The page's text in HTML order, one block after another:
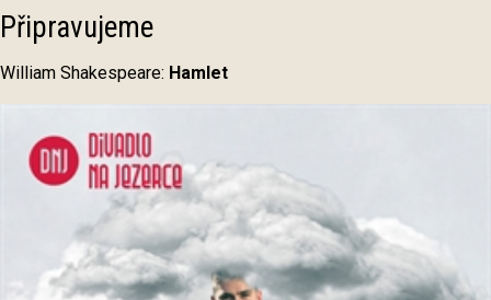
Připravujeme
William Shakespeare: Hamlet